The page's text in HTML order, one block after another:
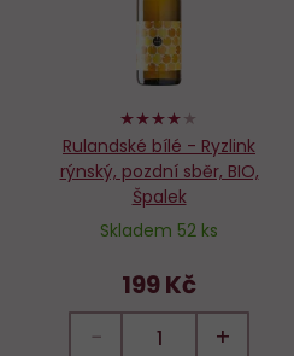
80%
Rulandské bílé - Ryzlink
rýnský, pozdní sběr, BIO,
Špalek
Skladem 52 ks
199 Kč
− +